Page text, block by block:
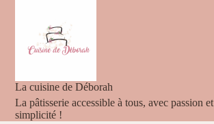
La cuisine de Déborah
La pâtisserie accessible à tous, avec passion et
simplicité !